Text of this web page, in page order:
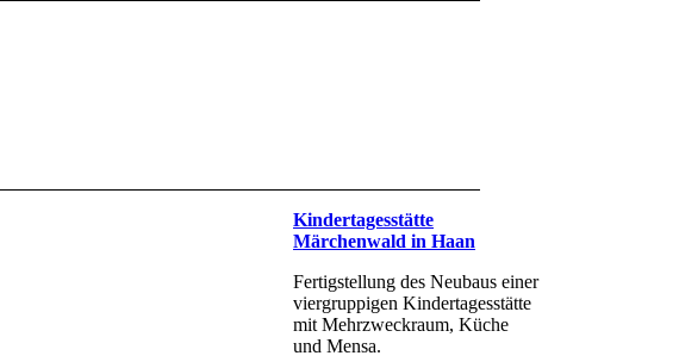
Kindertagesstätte
Märchenwald in Haan
Fertigstellung des Neubaus einer
viergruppigen Kindertagesstätte
mit Mehrzweckraum, Küche
und Mensa.